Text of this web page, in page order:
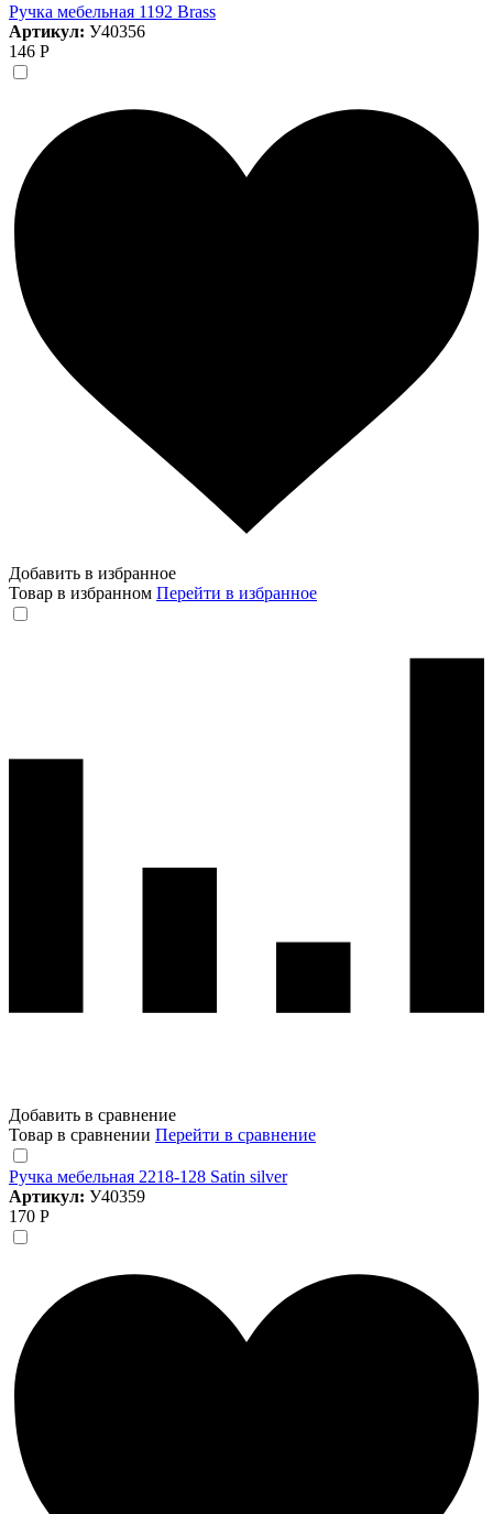
Ручка мебельная 1192 Brass
Артикул: У40356
146 Р
Добавить в избранное
Товар в избранном Перейти в избранное
Добавить в сравнение
Товар в сравнении Перейти в сравнение
Ручка мебельная 2218-128 Satin silver
Артикул: У40359
170 Р